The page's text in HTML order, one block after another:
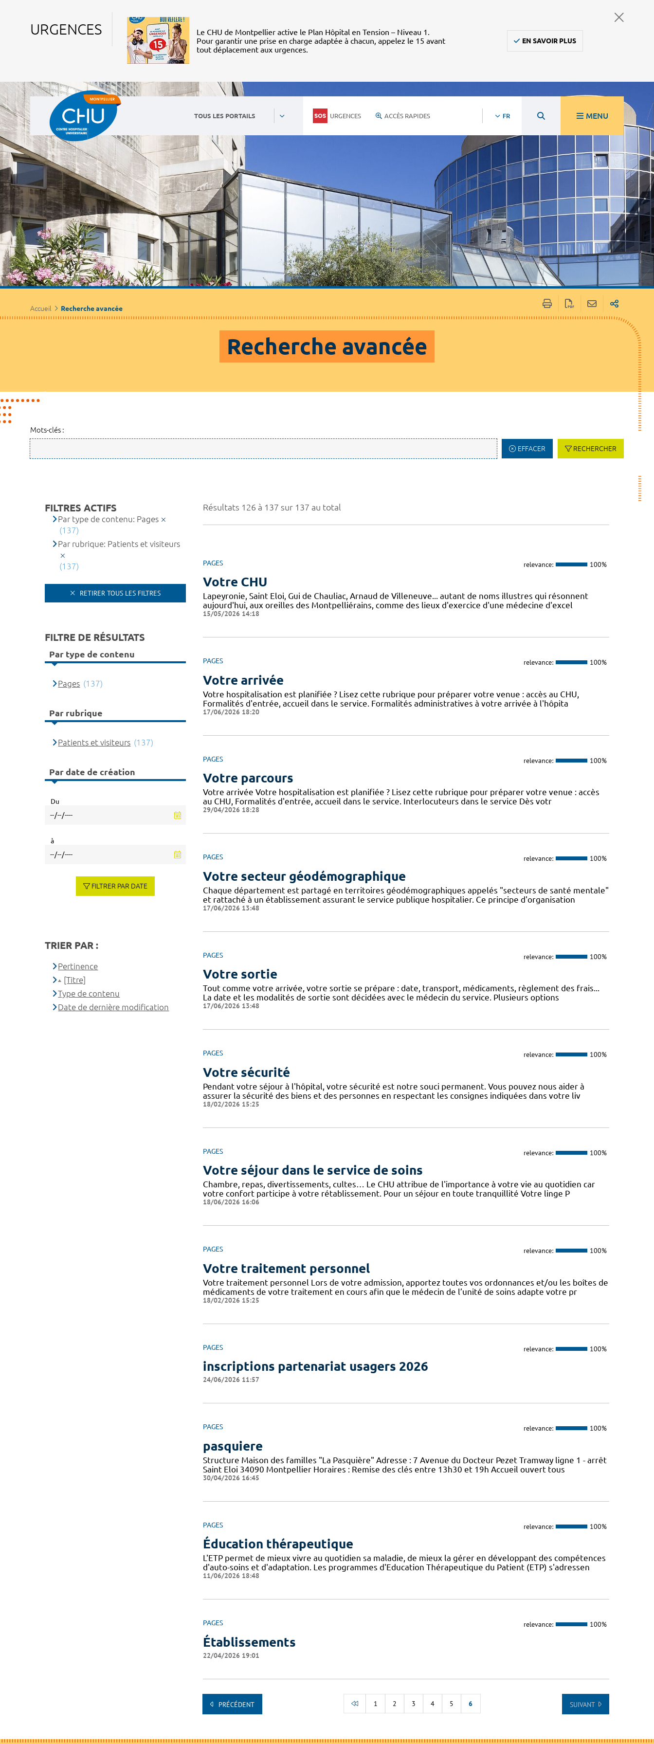
URGENCES
Le CHU de Montpellier active le Plan Hôpital en Tension – Niveau 1.
Pour garantir une prise en charge adaptée à chacun, appelez le 15 avant
tout déplacement aux urgences.
EN SAVOIR PLUS
TOUS LES PORTAILS URGENCES ACCÈS RAPIDES FR MENU
Accueil Recherche avancée
Recherche avancée
Mots-clés :
EFFACER RECHERCHER
Résultats 126 à 137 sur 137 au total
PAGES relevance: 100%
Votre CHU
Lapeyronie, Saint Eloi, Gui de Chauliac, Arnaud de Villeneuve... autant de noms illustres qui résonnent
aujourd'hui, aux oreilles des Montpelliérains, comme des lieux d'exercice d'une médecine d'excel
15/05/2026 14:18
PAGES relevance: 100%
Votre arrivée
Votre hospitalisation est planifiée ? Lisez cette rubrique pour préparer votre venue : accès au CHU,
Formalités d'entrée, accueil dans le service. Formalités administratives à votre arrivée à l'hôpita
17/06/2026 18:20
PAGES relevance: 100%
Votre parcours
Votre arrivée Votre hospitalisation est planifiée ? Lisez cette rubrique pour préparer votre venue : accès
au CHU, Formalités d'entrée, accueil dans le service. Interlocuteurs dans le service Dès votr
29/04/2026 18:28
PAGES relevance: 100%
Votre secteur géodémographique
Chaque département est partagé en territoires géodémographiques appelés "secteurs de santé mentale"
et rattaché à un établissement assurant le service publique hospitalier. Ce principe d'organisation
17/06/2026 13:48
PAGES relevance: 100%
Votre sortie
Tout comme votre arrivée, votre sortie se prépare : date, transport, médicaments, règlement des frais...
La date et les modalités de sortie sont décidées avec le médecin du service. Plusieurs options
17/06/2026 13:48
PAGES relevance: 100%
Votre sécurité
Pendant votre séjour à l'hôpital, votre sécurité est notre souci permanent. Vous pouvez nous aider à
assurer la sécurité des biens et des personnes en respectant les consignes indiquées dans votre liv
18/02/2026 15:25
PAGES relevance: 100%
Votre séjour dans le service de soins
Chambre, repas, divertissements, cultes… Le CHU attribue de l'importance à votre vie au quotidien car
votre confort participe à votre rétablissement. Pour un séjour en toute tranquillité Votre linge P
18/06/2026 16:06
PAGES relevance: 100%
Votre traitement personnel
Votre traitement personnel Lors de votre admission, apportez toutes vos ordonnances et/ou les boîtes de
médicaments de votre traitement en cours afin que le médecin de l’unité de soins adapte votre pr
18/02/2026 15:25
PAGES relevance: 100%
inscriptions partenariat usagers 2026
24/06/2026 11:57
PAGES relevance: 100%
pasquiere
Structure Maison des familles "La Pasquière" Adresse : 7 Avenue du Docteur Pezet Tramway ligne 1 - arrêt
Saint Eloi 34090 Montpellier Horaires : Remise des clés entre 13h30 et 19h Accueil ouvert tous
30/04/2026 16:45
PAGES relevance: 100%
Éducation thérapeutique
L'ETP permet de mieux vivre au quotidien sa maladie, de mieux la gérer en développant des compétences
d'auto-soins et d'adaptation. Les programmes d'Education Thérapeutique du Patient (ETP) s'adressen
11/06/2026 18:48
PAGES relevance: 100%
Établissements
22/04/2026 19:01
PRÉCÉDENT 1 2 3 4 5 6 SUIVANT
FILTRES ACTIFS
Par type de contenu: Pages
(137)
Par rubrique: Patients et visiteurs
(137)
RETIRER TOUS LES FILTRES
FILTRE DE RÉSULTATS
Par type de contenu
Pages (137)
Par rubrique
Patients et visiteurs (137)
Par date de création
Du
à
FILTRER PAR DATE
TRIER PAR :
Pertinence
[Titre]
Type de contenu
Date de dernière modification